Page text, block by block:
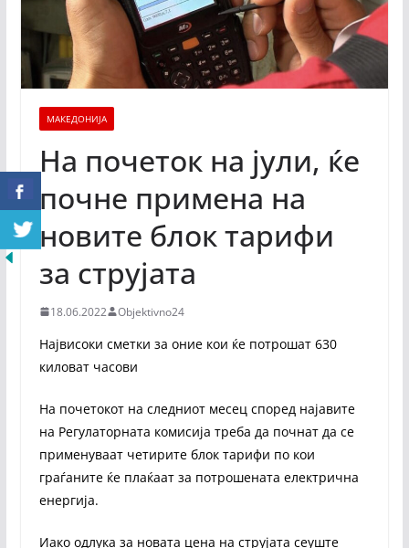
МАКЕДОНИЈА
На почеток на јули, ќе
почне примена на
новите блок тарифи
за струјата
18.06.2022 Objektivno24
Највисоки сметки за оние кои ќе потрошат 630
киловат часови
На почетокот на следниот месец според најавите
на Регулаторната комисија треба да почнат да се
применуваат четирите блок тарифи по кои
граѓаните ќе плаќаат за потрошената електрична
енергија.
Иако одлука за новата цена на струјата сеуште